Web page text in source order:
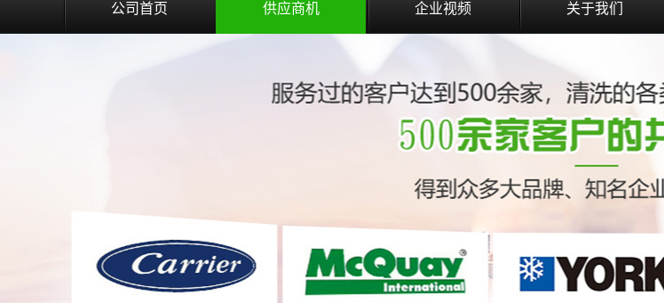
公司首页 供应商机 企业视频 关于我们